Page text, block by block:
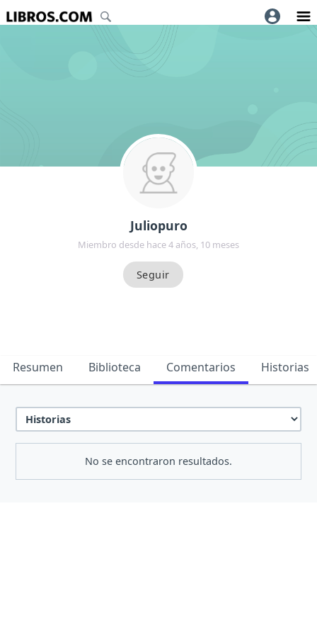
Juliopuro
Miembro desde hace 4 años, 10 meses
Resumen Biblioteca Comentarios Historias
No se encontraron resultados.